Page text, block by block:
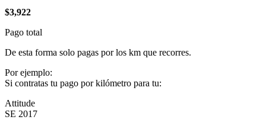
$3,922
Pago total
De esta forma solo pagas por los km que recorres.
Por ejemplo:
Si contratas tu pago por kilómetro para tu:
Attitude
SE 2017